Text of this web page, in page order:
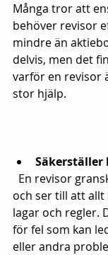
Många tror att
behöver revisor
mindre än
delvis, men det
varför en revisor
stor hjälp.
och ser till att
lagar och regler.
för fel som kan
eller andra